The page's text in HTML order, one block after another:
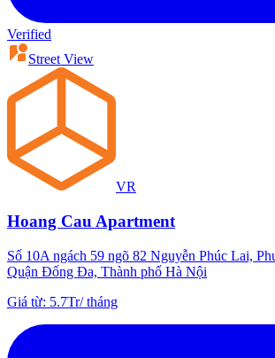
Verified
Street View
VR
Hoang Cau Apartment
Số 10A ngách 59 ngõ 82 Nguyễn Phúc Lai,
Quận Đống Đa, Thành phố Hà Nội
Giá từ: 5.7Tr/tháng